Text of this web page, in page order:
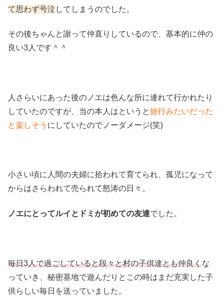
て思わず号泣してしまうのでした。
その後ちゃんと謝って仲直りしているので、基本的に仲の
良い3人です＾＾
人さらいにあった後のノエは色んな所に連れて行かれたり
していたのですが、当の本人はというと旅行みたいだった
と楽しそう にしていたのでノーダメージ(笑)
小さい頃に人間の夫婦に拾われて育てられ、孤児になって
からはさらわれて売られて怒涛の日々。
ノエにとってルイとドミが初めての友達でした。
毎日3人で過ごしていると段々と村の子供達とも仲良くな
っていき、秘密基地で遊んだりとこの時はまだ充実した子
供らしい毎日を送っていました。